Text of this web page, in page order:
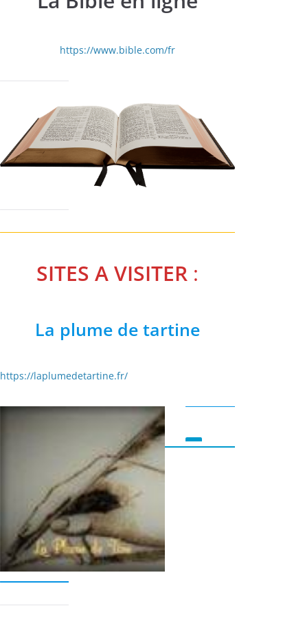
https://www.bible.com/fr
SITES A VISITER :
La plume de tartine
https://laplumedetartine.fr/